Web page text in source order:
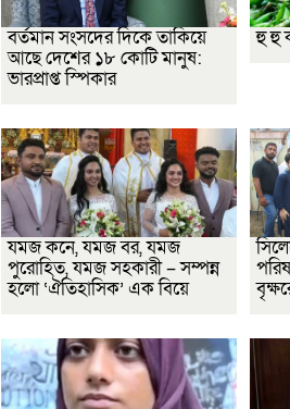
বর্তমান সংসদের দিকে তাকিয়ে
আছে দেশের ১৮ কোটি মানুষ:
ভারপ্রাপ্ত স্পিকার
হু হু
যমজ কনে, যমজ বর, যমজ
পুরোহিত, যমজ সহকারী – সম্পন্ন
হলো ‘ঐতিহাসিক’ এক বিয়ে